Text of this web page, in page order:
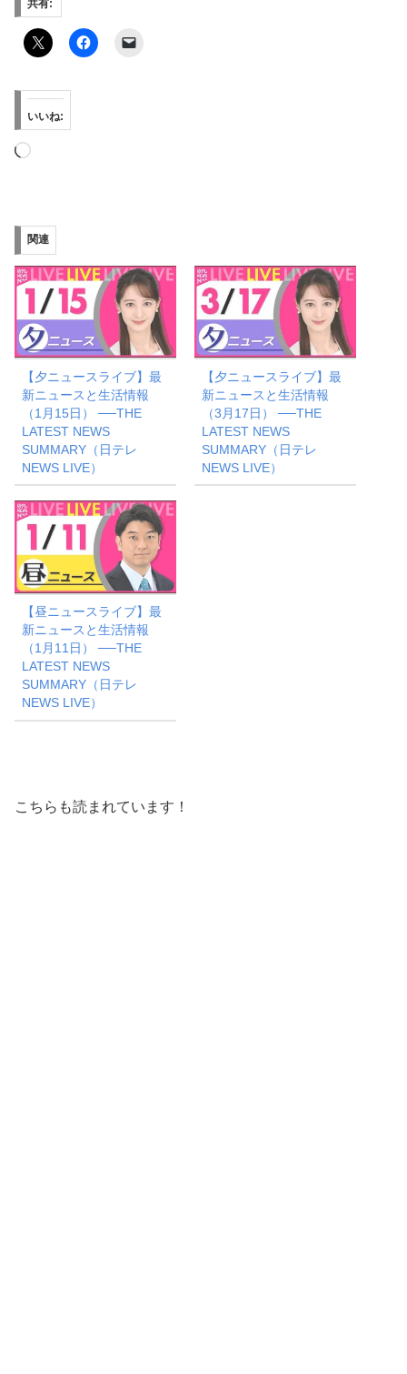
共有:
いいね:
読
み
中…
関連
【夕ニュースライブ】最
新ニュースと生活情報
（1月15日） ──THE
LATEST NEWS
SUMMARY（日テレ
NEWS LIVE）
【夕ニュースライブ】最
新ニュースと生活情報
（3月17日） ──THE
LATEST NEWS
SUMMARY（日テレ
NEWS LIVE）
【昼ニュースライブ】最
新ニュースと生活情報
（1月11日） ──THE
LATEST NEWS
SUMMARY（日テレ
NEWS LIVE）
こちらも読まれています！